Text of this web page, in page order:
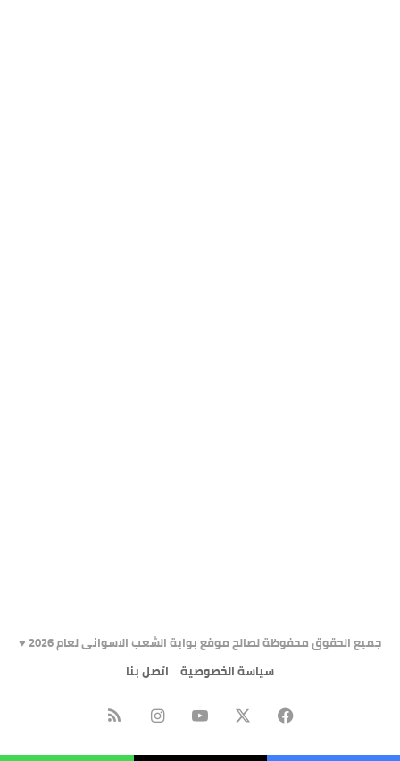
جميع الحقوق محفوظة لصالح موقع بوابة الشعب الاسوانى لعام 2026 ♥️
سياسة الخصوصية اتصل بنا
فيسبوك يوتيوب انستقرام